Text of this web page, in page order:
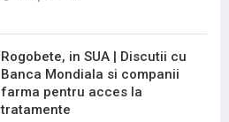
Rogobete, in SUA | Discutii cu
Banca Mondiala si companii
farma pentru acces la
tratamente